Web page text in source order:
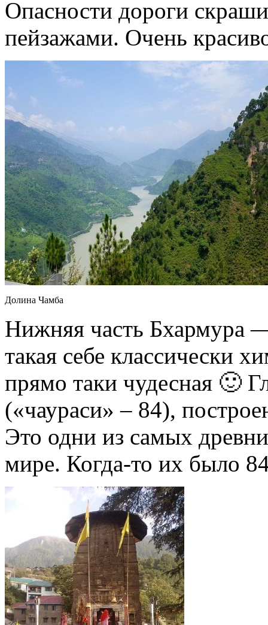
Опасности дороги
пейзажами. Очень
Долина Чамба
Нижняя часть Бхармура
такая себе классически
прямо таки чудесная 🙂
(«чаураси» – 84),
Это одни из самых
мире. Когда-то их было